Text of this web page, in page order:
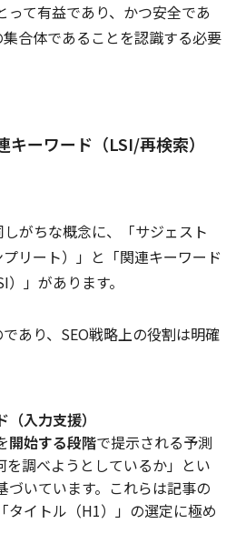
て有益であり、かつ安全であ
合体であることを認識する必要
キーワード（LSI/再検索）
がちな概念に、「サジェスト
リート）」と「関連キーワード
）」があります。
あり、SEO戦略上の役割は明確
入力支援）
開始する段階で提示される予測
を調べようとしているか」とい
づいています。これらは記事の
タイトル（H1）」の選定に極め